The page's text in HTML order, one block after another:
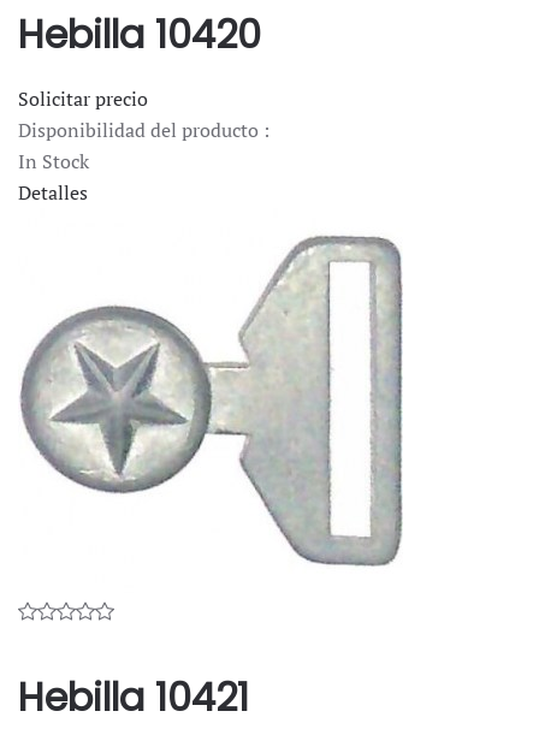
Hebilla 10420
Solicitar precio
Disponibilidad del producto :
In Stock
Detalles
Hebilla 10421